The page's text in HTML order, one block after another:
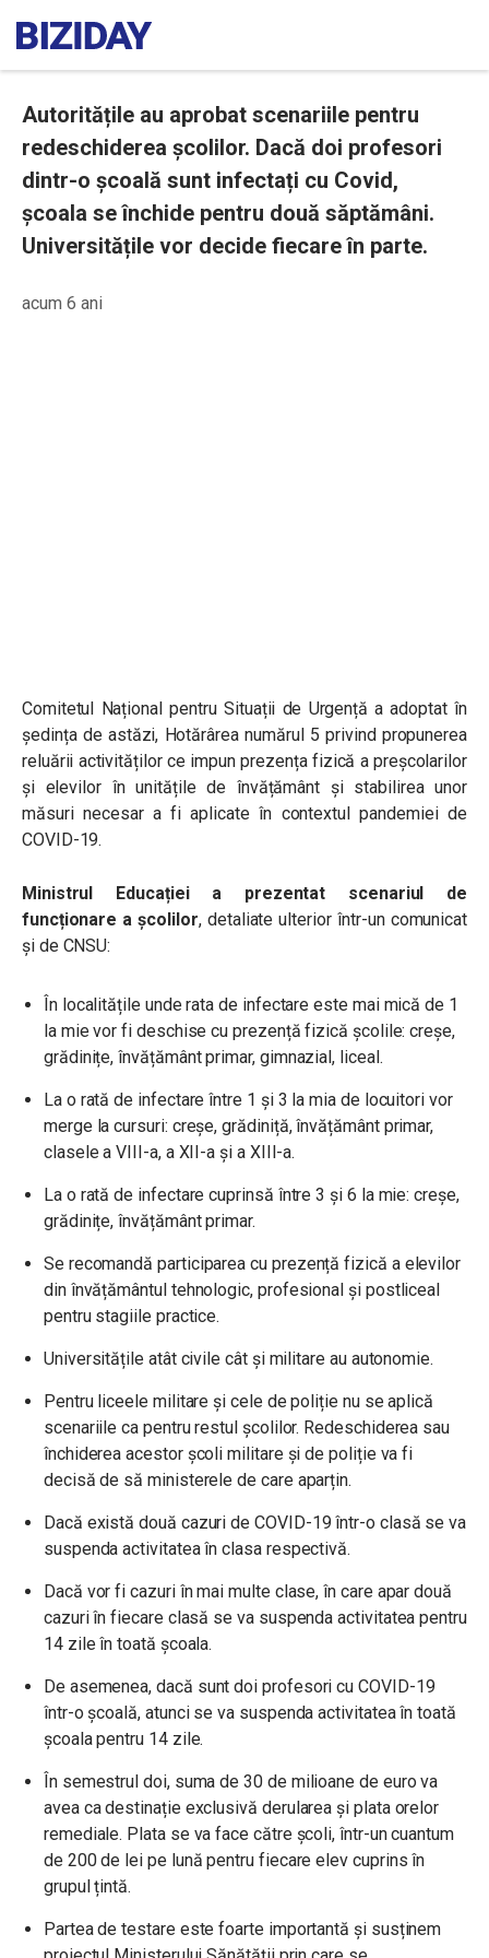
Autoritățile au aprobat scenariile pentru
redeschiderea școlilor. Dacă doi profesori
dintr-o școală sunt infectați cu Covid,
școala se închide pentru două săptămâni.
Universitățile vor decide fiecare în parte.
acum 6 ani
Comitetul Național pentru Situații de Urgență a adoptat în
ședința de astăzi, Hotărârea numărul 5 privind propunerea
reluării activităților ce impun prezența fizică a preșcolarilor
și elevilor în unitățile de învățământ și stabilirea unor
măsuri necesar a fi aplicate în contextul pandemiei de
COVID-19.
Ministrul Educației a prezentat scenariul de
funcționare a școlilor, detaliate ulterior într-un comunicat
și de CNSU:
În localitățile unde rata de infectare este mai mică de 1
la mie vor fi deschise cu prezență fizică școlile: creșe,
grădinițe, învățământ primar, gimnazial, liceal.
La o rată de infectare între 1 și 3 la mia de locuitori vor
merge la cursuri: creșe, grădiniță, învățământ primar,
clasele a VIII-a, a XII-a și a XIII-a.
La o rată de infectare cuprinsă între 3 și 6 la mie: creșe,
grădinițe, învățământ primar.
Se recomandă participarea cu prezență fizică a elevilor
din învățământul tehnologic, profesional și postliceal
pentru stagiile practice.
Universitățile atât civile cât și militare au autonomie.
Pentru liceele militare și cele de poliție nu se aplică
scenariile ca pentru restul școlilor. Redeschiderea sau
închiderea acestor școli militare și de poliție va fi
decisă de să ministerele de care aparțin.
Dacă există două cazuri de COVID-19 într-o clasă se va
suspenda activitatea în clasa respectivă.
Dacă vor fi cazuri în mai multe clase, în care apar două
cazuri în fiecare clasă se va suspenda activitatea pentru
14 zile în toată școala.
De asemenea, dacă sunt doi profesori cu COVID-19
într-o școală, atunci se va suspenda activitatea în toată
școala pentru 14 zile.
În semestrul doi, suma de 30 de milioane de euro va
avea ca destinație exclusivă derularea și plata orelor
remediale. Plata se va face către școli, într-un cuantum
de 200 de lei pe lună pentru fiecare elev cuprins în
grupul țintă.
Partea de testare este foarte importantă și susținem